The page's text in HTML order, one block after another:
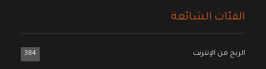
الفئات الشائعة
الربح من الإنترنت 384